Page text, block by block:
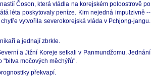
Čoson, která vládla na korejském poloostrově po
léta poskytovaly peníze. Kim nejedná impulzivně --
vytvořila severokorejská vláda v Pchjong-jangu.
a jednají zbrkle.
a Jižní Koreje setkali v Panmundžomu. Jednání
močových měchýřů".
překvapí.